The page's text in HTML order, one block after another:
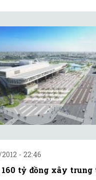
- 22:46
160 tỷ đồng xây